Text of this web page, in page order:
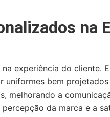
na
experiência do cliente.
bem
melhorando a
da marca e a